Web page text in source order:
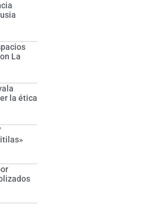
La
la ética